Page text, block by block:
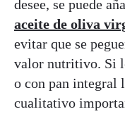
desee, se puede
aceite de oliva
evitar que se
valor nutritivo. Si
o con pan integral
cualitativo